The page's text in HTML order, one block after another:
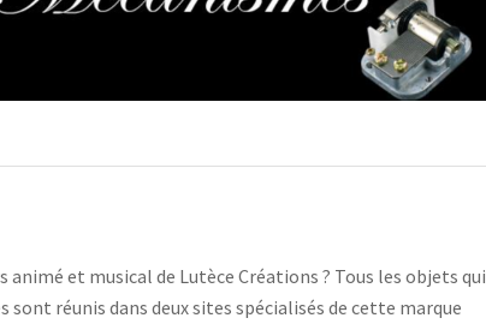
et musical de Lutèce Créations ? Tous les objets qui
réunis dans deux sites spécialisés de cette marque